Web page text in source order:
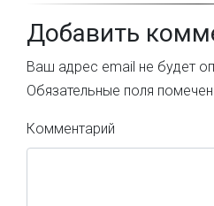
Добавить
Ваш адрес email не будет
Обязательные поля
Комментарий